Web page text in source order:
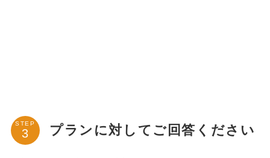
STEP プランに対してご回答ください